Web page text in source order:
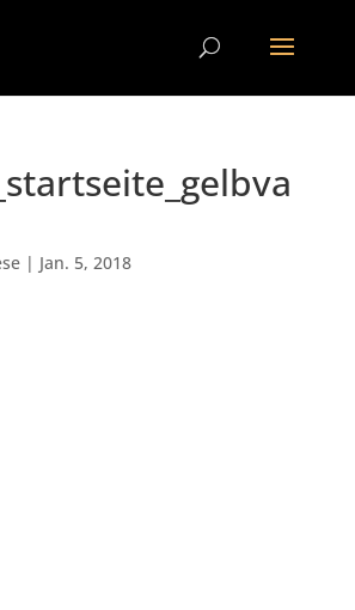
| Jan. 5, 2018